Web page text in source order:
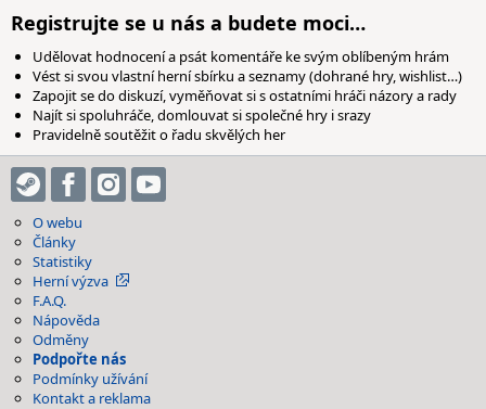
Registrujte se u nás a budete moci…
Udělovat hodnocení a psát komentáře ke svým oblíbeným hrám
Vést si svou vlastní herní sbírku a seznamy (dohrané hry, wishlist…)
Zapojit se do diskuzí, vyměňovat si s ostatními hráči názory a rady
Najít si spoluhráče, domlouvat si společné hry i srazy
Pravidelně soutěžit o řadu skvělých her
O webu
Články
Statistiky
Herní výzva
F.A.Q.
Nápověda
Odměny
Podpořte nás
Podmínky užívání
Kontakt a reklama